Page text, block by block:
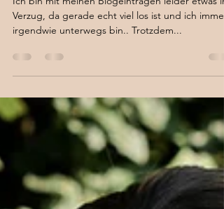
andreafeldmann
4. Mai 2017
1 Min. Lesezeit
Newborn-Shooting
Ich bin mit meinen Blogeinträgen leider etwas im
irgendwie unterwegs bin.. Trotzdem...